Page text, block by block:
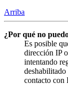
Arriba
¿Por qué no
Es posible
dirección IP
intentando
deshabilitado
contacto con